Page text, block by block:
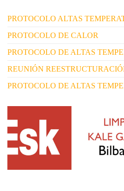
PROTOCOLO ALTAS
PROTOCOLO DE CALOR
PROTOCOLO DE ALTAS
REUNIÓN
PROTOCOLO DE ALTAS